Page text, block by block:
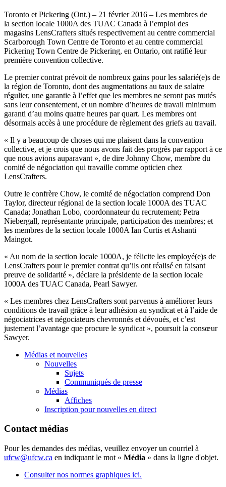
Toronto et Pickering (Ont.) – 21 février 2016 – Les membres de
la section locale 1000A des TUAC Canada à l’emploi des
magasins LensCrafters situés respectivement au centre commercial
Scarborough Town Centre de Toronto et au centre commercial
Pickering Town Centre de Pickering, en Ontario, ont ratifié leur
première convention collective.
Le premier contrat prévoit de nombreux gains pour les salarié(e)s de
la région de Toronto, dont des augmentations au taux de salaire
régulier, une garantie à l’effet que les membres ne seront pas mutés
sans leur consentement, et un nombre d’heures de travail minimum
garanti d’au moins quatre heures par quart. Les membres ont
désormais accès à une procédure de règlement des griefs au travail.
« Il y a beaucoup de choses qui me plaisent dans la convention
collective, et je crois que nous avons fait des progrès par rapport à ce
que nous avions auparavant », de dire Johnny Chow, membre du
comité de négociation qui travaille comme opticien chez
LensCrafters.
Outre le confrère Chow, le comité de négociation comprend Don
Taylor, directeur régional de la section locale 1000A des TUAC
Canada; Jonathan Lobo, coordonnateur du recrutement; Petra
Niebergall, représentante principale, participation des membres; et
les membres de la section locale 1000A Ian Curtis et Ashanti
Maingot.
« Au nom de la section locale 1000A, je félicite les employé(e)s de
LensCrafters pour le premier contrat qu’ils ont réalisé en faisant
preuve de solidarité », déclare la présidente de la section locale
1000A des TUAC Canada, Pearl Sawyer.
« Les membres chez LensCrafters sont parvenus à améliorer leurs
conditions de travail grâce à leur adhésion au syndicat et à l’aide de
négociatrices et négociateurs chevronnés et dévoués, et c’est
justement l’avantage que procure le syndicat », poursuit la consœur
Sawyer.
Médias et nouvelles
Nouvelles
Sujets
Communiqués de presse
Médias
Affiches
Inscription pour nouvelles en direct
Contact médias
Pour les demandes des médias, veuillez envoyer un courriel à
ufcw@ufcw.ca en indiquant le mot « Média » dans la ligne d'objet.
Consulter nos normes graphiques ici.